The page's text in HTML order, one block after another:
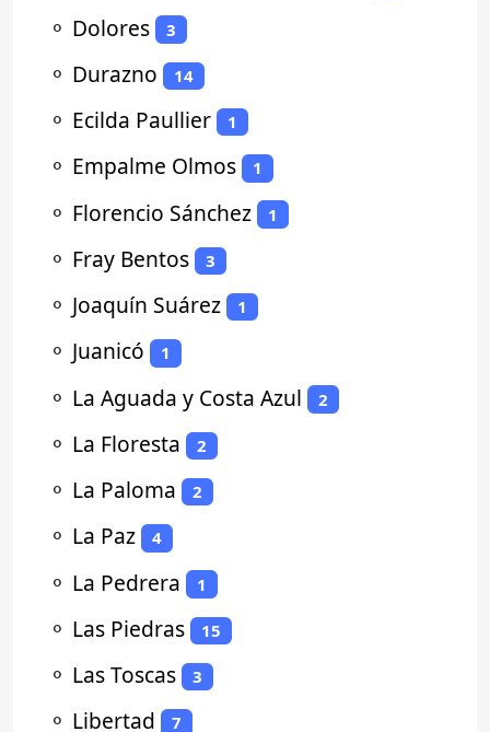
⚬ Dolores 3
⚬ Durazno 14
⚬ Ecilda Paullier 1
⚬ Empalme Olmos 1
⚬ Florencio Sánchez 1
⚬ Fray Bentos 3
⚬ Joaquín Suárez 1
⚬ Juanicó 1
⚬ La Aguada y Costa Azul 2
⚬ La Floresta 2
⚬ La Paloma 2
⚬ La Paz 4
⚬ La Pedrera 1
⚬ Las Piedras 15
⚬ Las Toscas 3
⚬ Libertad 7